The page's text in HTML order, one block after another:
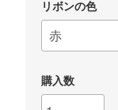
リボンの色
購入数